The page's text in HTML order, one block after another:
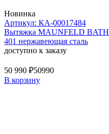
Новинка
Артикул: КА-00017484
Вытяжка MAUNFELD BATH
401 нержавеющая сталь
доступно к заказу
50 990 ₽50990
В корзину